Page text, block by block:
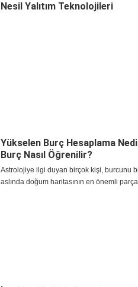
Nesil Yalıtım Teknolojileri
Yükselen Burç Hesaplama
Burç Nasıl Öğrenilir?
Astrolojiye ilgi duyan birçok kişi, burcunu
aslında doğum haritasının en önemli